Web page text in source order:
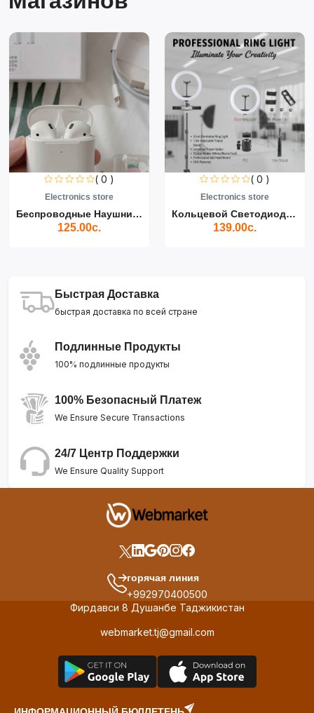
( 0 )
Electronics store
Беспроводные Наушники Air...
125.00с.
( 0 )
Electronics store
Кольцевой Светодиодный Св...
139.00с.
Быстрая Доставка
быстрая доставка по всей стране
Подлинные Продукты
100% подлинные продукты
100% Безопасный Платеж
We Ensure Secure Transactions
24/7 Центр Поддержки
We Ensure Quality Support
горячая линия
+992970400500
Фирдавси 8 Душанбе Таджикистан
webmarket.tj@gmail.com